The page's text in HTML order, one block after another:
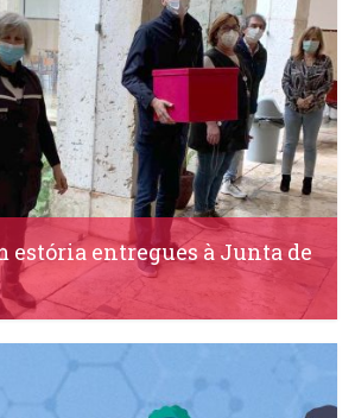
estória entregues à Junta de